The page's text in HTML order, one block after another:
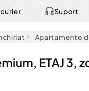
Suport
Apartamente
ETAJ 3,